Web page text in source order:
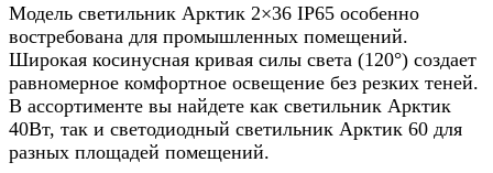
Модель светильник Арктик 2×36 IP65 особенно
востребована для промышленных помещений.
Широкая косинусная кривая силы света (120°) создает
равномерное комфортное освещение без резких теней.
В ассортименте вы найдете как светильник Арктик
40Вт, так и светодиодный светильник Арктик 60 для
разных площадей помещений.